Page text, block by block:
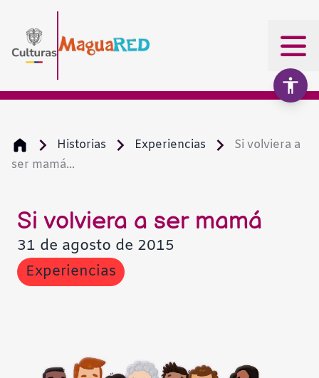
Historias Experiencias
Si volviera a
ser mamá...
Si volviera a ser mamá
31 de agosto de 2015
Experiencias
Fondo claro